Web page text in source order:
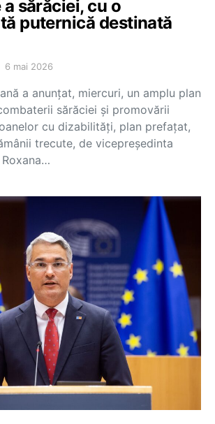
sărăciei, cu o
puternică destinată
6 mai 2026
a anunțat, miercuri, un amplu plan
sărăciei și promovării
cu dizabilități, plan prefațat,
trecute, de vicepreședinta